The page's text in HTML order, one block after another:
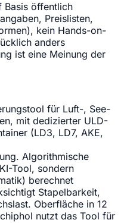
Basis öffentlich
Preislisten,
kein Hands-on-
anders
ist eine Meinung der
für Luft-, See-
mit dedizierter ULD-
(LD3, LD7, AKE,
Algorithmische
Tool, sondern
berechnet
Stapelbarkeit,
Oberfläche in 12
nutzt das Tool für